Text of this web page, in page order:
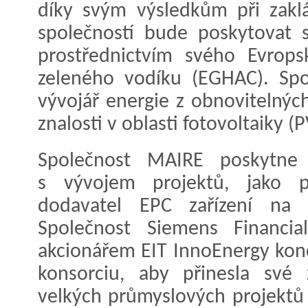
díky svým výsledkům při
společností bude poskytovat
prostřednictvím svého
zeleného vodíku (EGHAC).
vývojář energie z
znalosti v oblasti fotovoltaiky
Společnost MAIRE
s vývojem projektů, jako
dodavatel EPC zařízení
Společnost Siemens
akcionářem EIT InnoEnergy
konsorciu, aby přinesla své
velkých průmyslových